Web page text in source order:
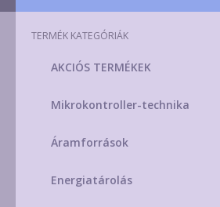
TERMÉK KATEGÓRIÁK
AKCIÓS TERMÉKEK
Mikrokontroller-technika
Áramforrások
Energiatárolás